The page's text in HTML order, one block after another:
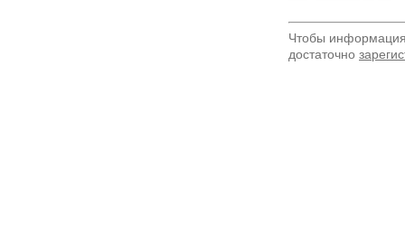
Чтобы
достаточно